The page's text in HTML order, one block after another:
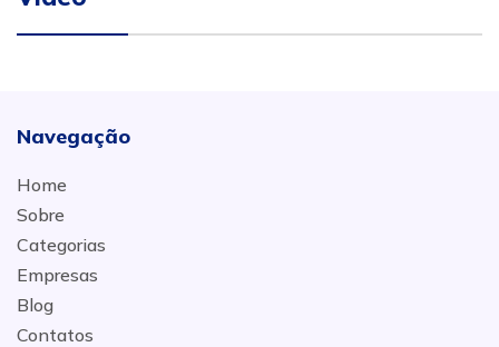
Navegação
Home
Sobre
Categorias
Empresas
Blog
Contatos